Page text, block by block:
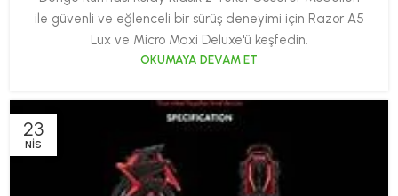
ile güvenli ve eğlenceli bir sürüş deneyimi için Razor A5
Lux ve Micro Maxi Deluxe'ü keşfedin.
OKUMAYA DEVAM ET
23
NIS